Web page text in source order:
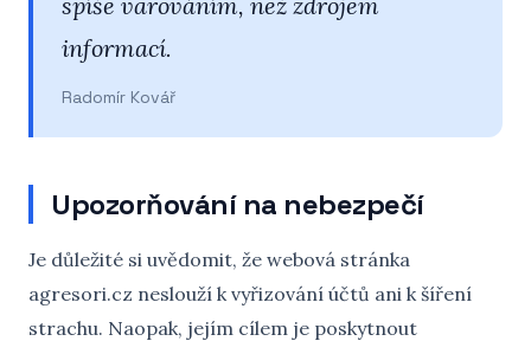
informací.
Radomír Kovář
Upozorňování na nebezpečí
Je důležité si uvědomit, že webová stránka
agresori.cz neslouží k vyřizování účtů ani k šíření
strachu. Naopak, jejím cílem je poskytnout